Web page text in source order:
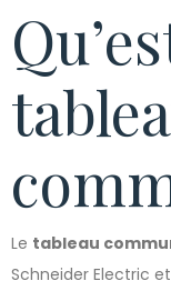
Le tableau
Schneider Electric